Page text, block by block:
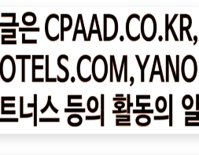
나
우
ㅣ
인
기